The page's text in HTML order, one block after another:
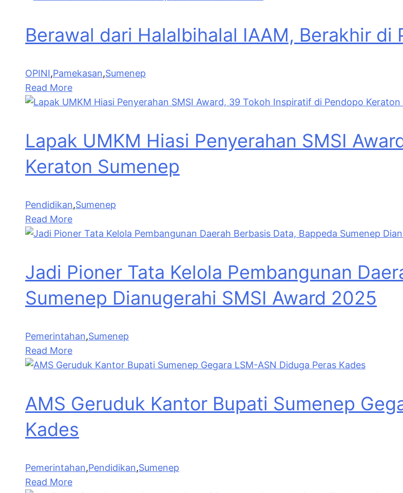
Berawal dari Halalbihalal IAAM, Berakhir di
OPINI,Pamekasan,Sumenep
Read More
Lapak UMKM Hiasi Penyerahan SMSI
Keraton Sumenep
Pendidikan,Sumenep
Read More
Jadi Pioner Tata Kelola Pembangunan
Sumenep Dianugerahi SMSI Award 2025
Pemerintahan,Sumenep
Read More
AMS Geruduk Kantor Bupati Sumenep
Kades
Pemerintahan,Pendidikan,Sumenep
Read More